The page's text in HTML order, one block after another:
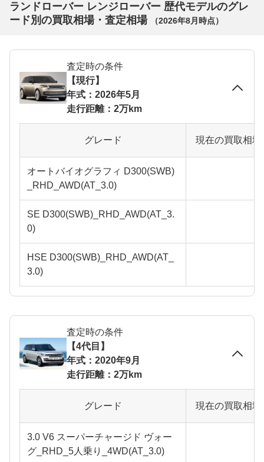
ランドローバー レンジローバー 歴代モデルのグレ
ード別の買取相場・査定相場
（2026年8月 時点）
査定時の条件
【現行】
年式：2026年5月
走行距離：2万km
グレード 現在の買取相
オートバイオグラフィ D300(SWB)
_RHD_AWD(AT_3.0)
SE D300(SWB)_RHD_AWD(AT_3.
0)
HSE D300(SWB)_RHD_AWD(AT_
3.0)
査定時の条件
【4代目】
年式：2020年9月
走行距離：2万km
グレード 現在の買取相
3.0 V6 スーパーチャージド ヴォー
グ_RHD_5人乗り_4WD(AT_3.0)